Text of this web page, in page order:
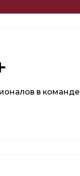
в команде